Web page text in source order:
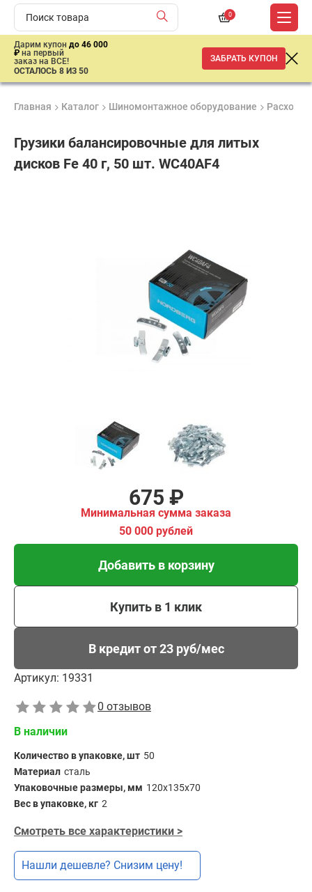
0
Дарим купон до 46 000
₽ на первый
заказ на ВСЕ!
ОСТАЛОСЬ 8 ИЗ 50
ЗАБРАТЬ КУПОН
Главная Каталог Шиномонтажное оборудование
Грузики балансировочные для литых
дисков Fe 40 г, 50 шт. WC40AF4
675 ₽
Минимальная сумма заказа
50 000 рублей
Добавить в корзину
Купить в 1 клик
В кредит от 23 руб/мес
Артикул: 19331
0 отзывов
В наличии
Количество в упаковке, шт 50
Материал сталь
Упаковочные размеры, мм 120х135х70
Вес в упаковке, кг 2
Смотреть все характеристики >
Нашли дешевле? Снизим цену!
Добавить в корзину
В кредит от 23 руб/мес